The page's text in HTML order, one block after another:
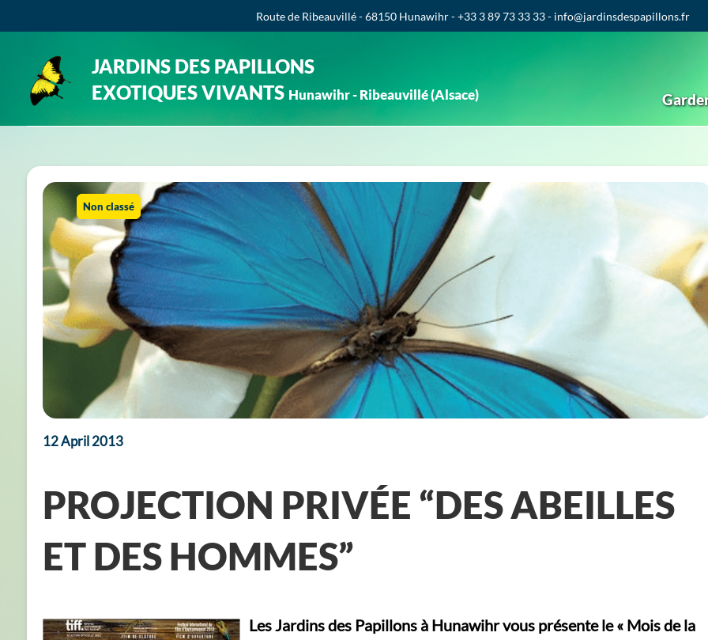
Route de Ribeauvillé - 68150 Hunawihr - +33 3 89 73 33 33 - info@jardinsdespapillons.fr
JARDINS DES PAPILLONS
EXOTIQUES VIVANTS Hunawihr - Ribeauvillé (Alsace)
Non classé
12 April 2013
PROJECTION PRIVÉE “DES ABEILLES
ET DES HOMMES”
Les Jardins des Papillons à Hunawihr vous présente le « Mois de la